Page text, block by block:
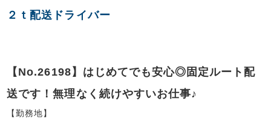
２ｔ配送ドライバー
【No.26198】はじめてでも安心◎固定ルート配
送です！無理なく続けやすいお仕事♪
【勤務地】